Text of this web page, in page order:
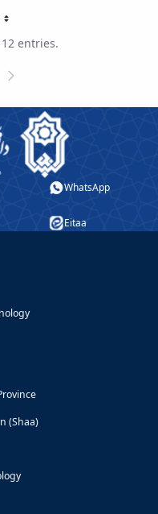
entries.
Next
Page
WhatsApp
Eitaa
(Shaa)